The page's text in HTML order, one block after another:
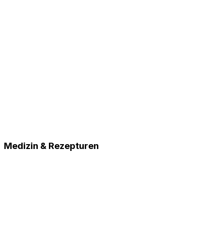
Medizin & Rezepturen